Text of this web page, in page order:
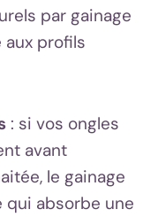
par gainage
profils
: si vos ongles
avant
le gainage
absorbe une